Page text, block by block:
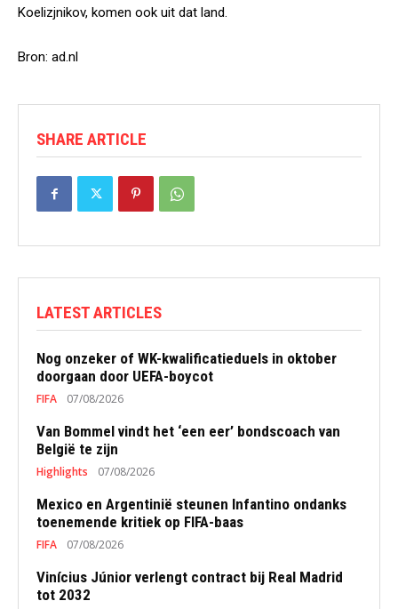
Koelizjnikov, komen ook uit dat land.
Bron: ad.nl
SHARE ARTICLE
LATEST ARTICLES
Nog onzeker of WK-kwalificatieduels in oktober
doorgaan door UEFA-boycot
FIFA 07/08/2026
Van Bommel vindt het ‘een eer’ bondscoach van
België te zijn
Highlights 07/08/2026
Mexico en Argentinië steunen Infantino ondanks
toenemende kritiek op FIFA-baas
FIFA 07/08/2026
Vinícius Júnior verlengt contract bij Real Madrid
tot 2032